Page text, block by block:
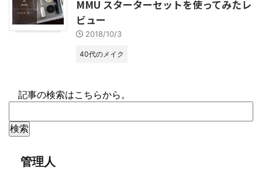
MMU スターターセットを使ってみたレ
ビュー
2018/10/3
40代のメイク
記事の検索はこちらから。
管理人